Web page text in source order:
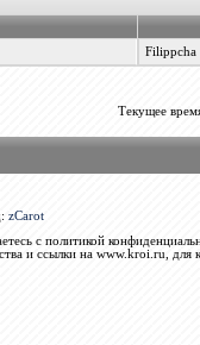
Filippcha
Текущее
zCarot
с политикой
и ссылки на www.kroi.ru, для